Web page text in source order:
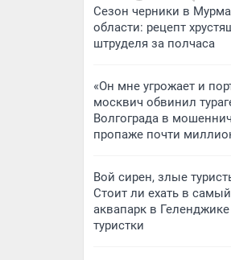
Сезон черники в
области: рецепт
штруделя за полчаса
«Он мне угрожает и
москвич обвинил
Волгограда в
пропаже почти
Вой сирен, злые
Стоит ли ехать в
аквапарк в
туристки